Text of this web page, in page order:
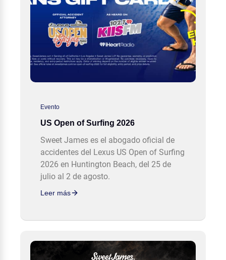
Evento
US Open of Surfing 2026
Sweet James es el abogado oficial de
accidentes del Lexus US Open of Surfing
2026 en Huntington Beach, del 25 de
julio al 2 de agosto.
Leer más